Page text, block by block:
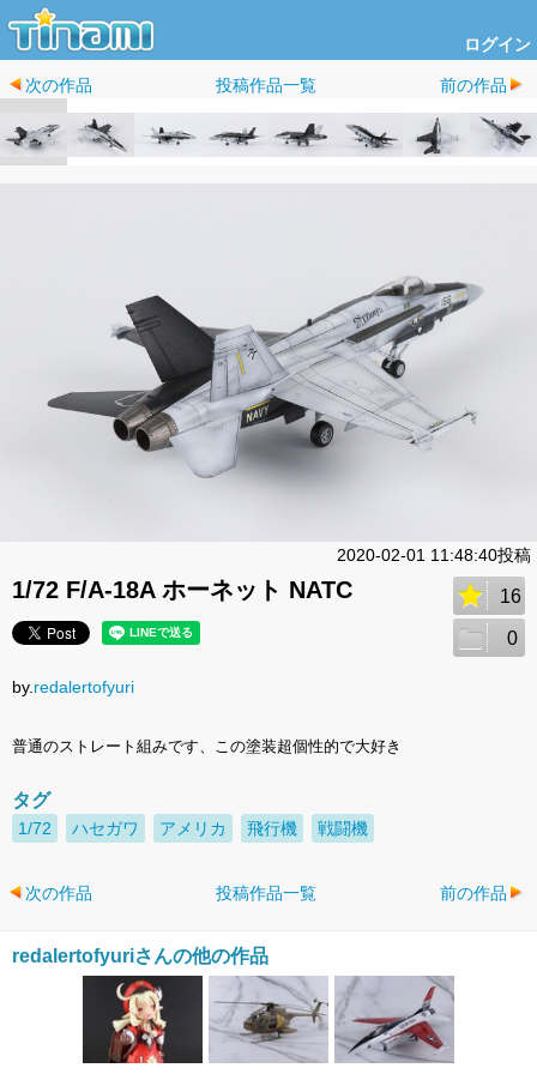
ログイン
次の作品 投稿作品一覧 前の作品
2020-02-01 11:48:40投稿
1/72 F/A-18A ホーネット NATC 16
0
by. redalertofyuri
普通のストレート組みです、この塗装超個性的で大好き
タグ
1/72 ハセガワ アメリカ 飛行機 戦闘機
次の作品 投稿作品一覧 前の作品
redalertofyuriさんの他の作品